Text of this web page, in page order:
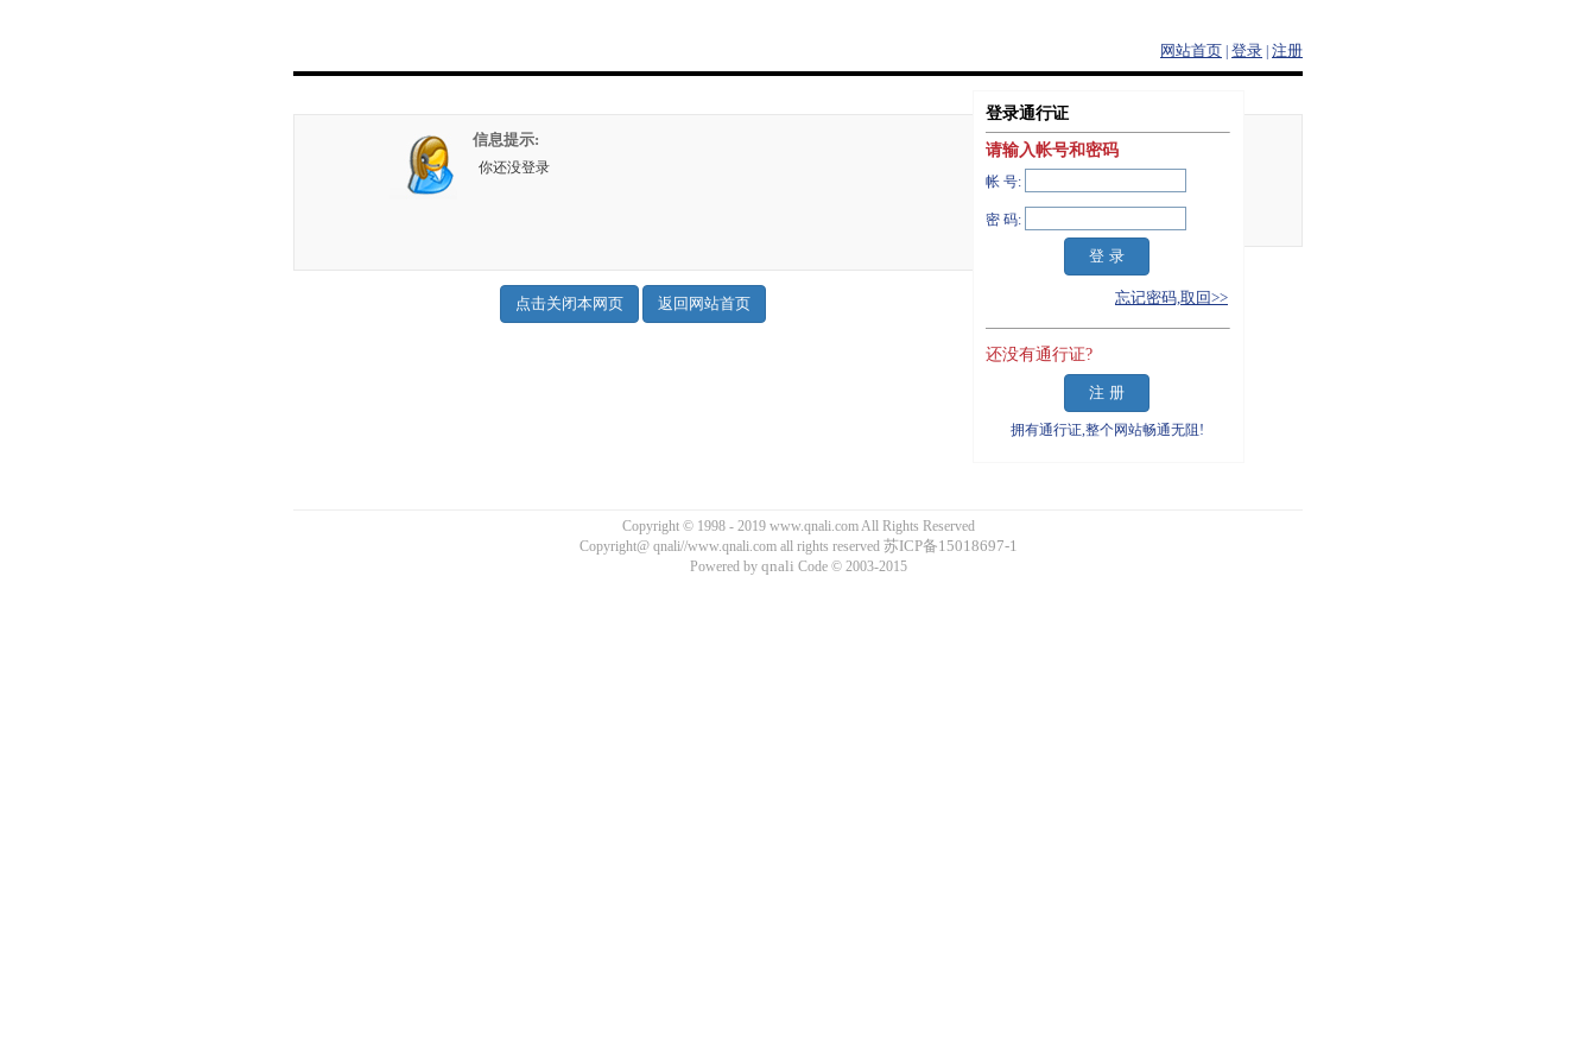
网站首页 登录 注册
信息提示:
你还没登录
登录通行证
请输入帐号和密码
帐 号:
密 码:
忘记密码,取回>>
还没有通行证?
拥有通行证,整个网站畅通无阻!
Copyright © 1998 - 2019 www.qnali.com All Rights Reserved
Copyright@ qnali//www.qnali.com all rights reserved 苏ICP备15018697-1
Powered by qnali Code © 2003-2015